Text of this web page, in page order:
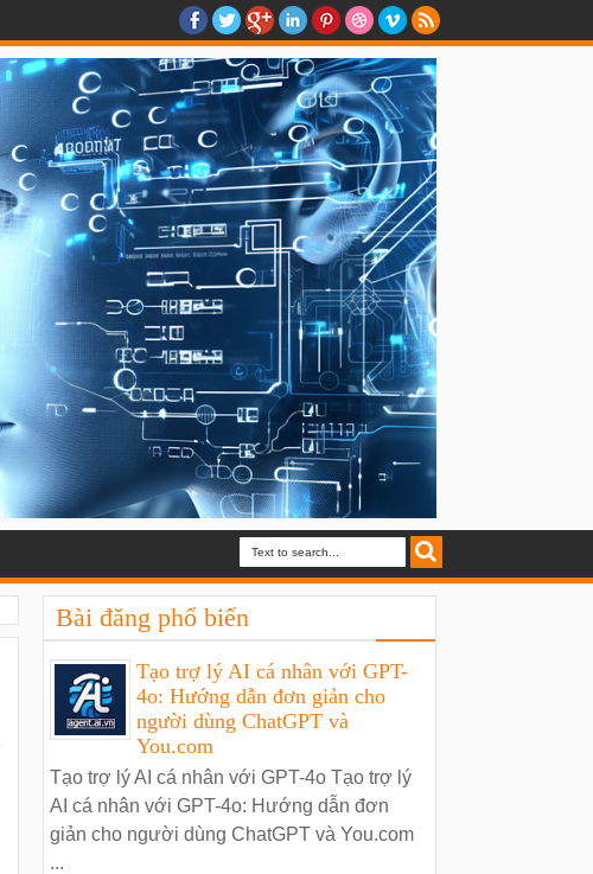
Bài đăng phổ biến
Tạo trợ lý AI cá nhân với GPT-
4o: Hướng dẫn đơn giản cho
người dùng ChatGPT và
You.com
Tạo trợ lý AI cá nhân với GPT-4o Tạo trợ lý
AI cá nhân với GPT-4o: Hướng dẫn đơn
giản cho người dùng ChatGPT và You.com
...